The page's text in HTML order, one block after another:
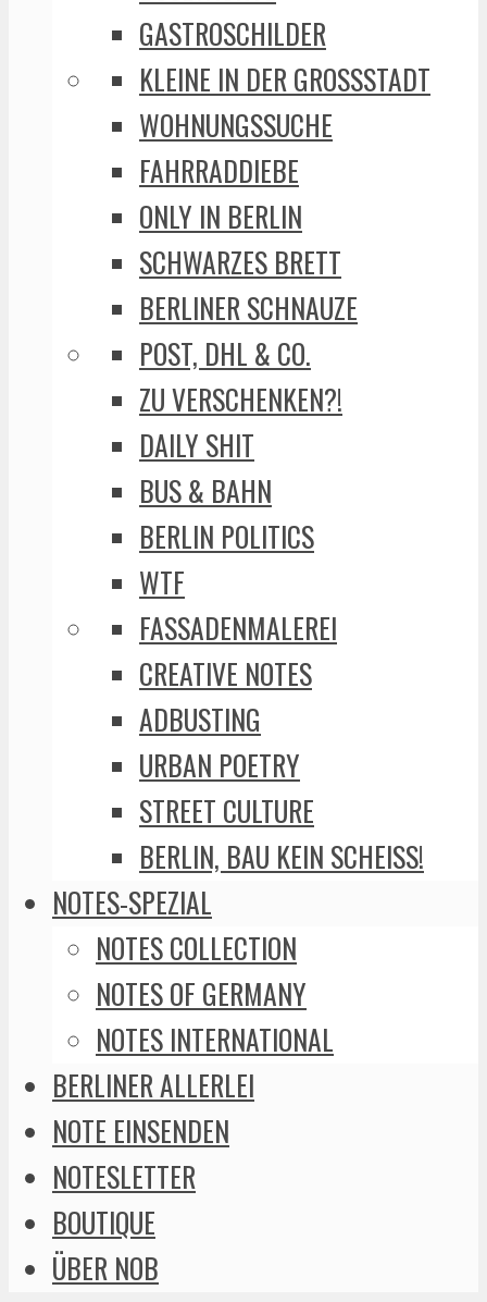
GASTROSCHILDER
KLEINE IN DER GROSSSTADT
WOHNUNGSSUCHE
FAHRRADDIEBE
ONLY IN BERLIN
SCHWARZES BRETT
BERLINER SCHNAUZE
POST, DHL & CO.
ZU VERSCHENKEN?!
DAILY SHIT
BUS & BAHN
BERLIN POLITICS
WTF
FASSADENMALEREI
CREATIVE NOTES
ADBUSTING
URBAN POETRY
STREET CULTURE
BERLIN, BAU KEIN SCHEISS!
NOTES-SPEZIAL
NOTES COLLECTION
NOTES OF GERMANY
NOTES INTERNATIONAL
BERLINER ALLERLEI
NOTE EINSENDEN
NOTESLETTER
BOUTIQUE
ÜBER NOB